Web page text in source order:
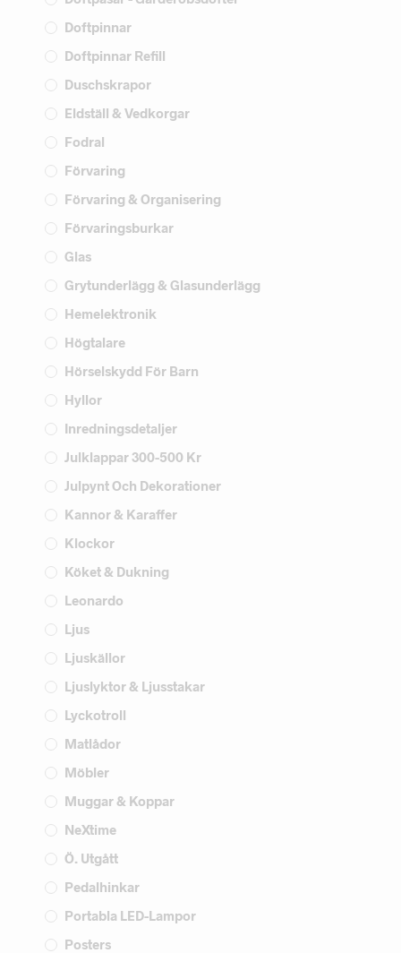
Doftpinnar
Doftpinnar Refill
Duschskrapor
Eldställ & Vedkorgar
Fodral
Förvaring
Förvaring & Organisering
Förvaringsburkar
Glas
Grytunderlägg & Glasunderlägg
Hemelektronik
Högtalare
Hörselskydd För Barn
Hyllor
Inredningsdetaljer
Julklappar 300-500 Kr
Julpynt Och Dekorationer
Kannor & Karaffer
Klockor
Köket & Dukning
Leonardo
Ljus
Ljuskällor
Ljuslyktor & Ljusstakar
Lyckotroll
Matlådor
Möbler
Muggar & Koppar
NeXtime
Ö. Utgått
Pedalhinkar
Portabla LED-Lampor
Posters